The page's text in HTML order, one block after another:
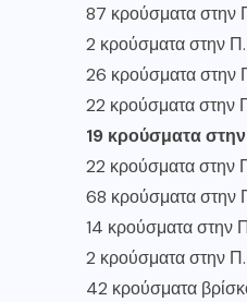
87 κρούσματα στην
2 κρούσματα στην
26 κρούσματα στην
22 κρούσματα στην
19 κρούσματα
22 κρούσματα στην
68 κρούσματα στην
14 κρούσματα στην
2 κρούσματα στην
42 κρούσματα